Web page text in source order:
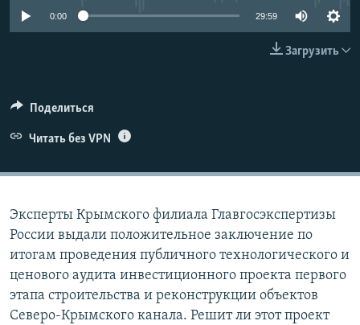
ПОБЕДИТЕЛЕЙ НЕ СУДЯТ?
УКРАИНСКАЯ ПРОБЛЕМА КРЫМА
ПРИСОЕДИНЯЙТЕСЬ!
0:00 29:59
Загрузить
Поделиться
Читать без VPN
Эксперты Крымского филиала Главгосэкспертизы
России выдали положительное заключение по
итогам проведения публичного технологического и
ценового аудита инвестиционного проекта первого
этапа строительства и реконструкции объектов
Северо-Крымского канала. Решит ли этот проект